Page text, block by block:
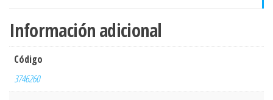
Información adicional
Código
3746260